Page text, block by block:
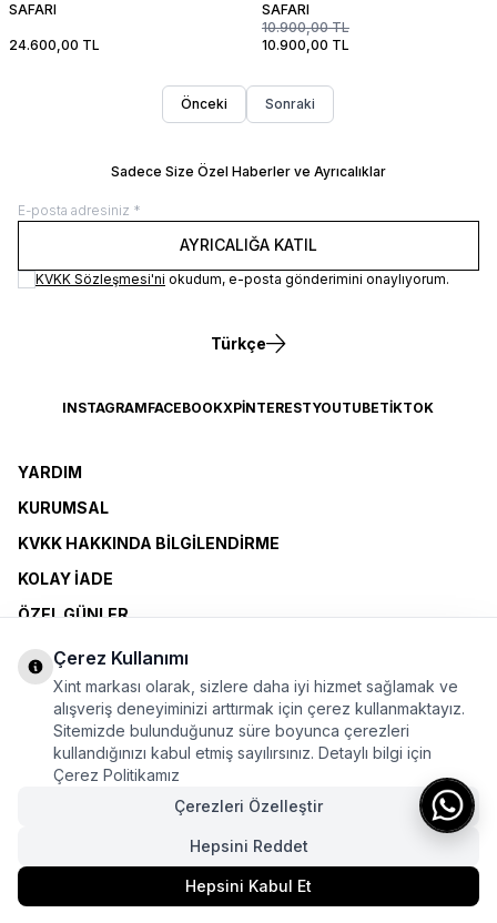
SAFARI
24.600,00 TL
SAFARI
10.900,00TL
10.900,00 TL
Önceki Sonraki
Sadece Size Özel Haberler ve Ayrıcalıklar
AYRICALIĞA KATIL
KVKK Sözleşmesi'ni okudum, e-posta gönderimini onaylıyorum.
Türkçe
INSTAGRAMFACEBOOKXPINTERESTYOUTUBETIKTOK
YARDIM
KURUMSAL
KVKK HAKKINDA BILGILENDIRME
KOLAY İADE
ÖZEL GÜNLER
XINT CLUB
BAYI OLMAK İSTIYORUM
ÜYELİK SÖZLEŞMESİ
MESAFELİ SATIŞ SÖZLEŞMESİ
KİŞİSEL VERİLERE İLİŞKİN BİLGİLENDİRME
Bu sayfada yer alan görsellerde yapay zekâ teknolojileri kullanılmıştır.
Çerez Kullanımı
Xint markası olarak, sizlere daha iyi hizmet sağlamak ve
alışveriş deneyiminizi arttırmak için çerez kullanmaktayız.
Sitemizde bulunduğunuz süre boyunca çerezleri
kullandığınızı kabul etmiş sayılırsınız. Detaylı bilgi için
Çerez Politikamız
Çerezleri Özelleştir
Hepsini Reddet
Hepsini Kabul Et